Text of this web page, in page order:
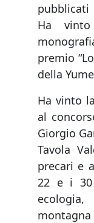
pubblicati
Ha
premio
della
Ha vinto
al
Giorgio
Tavola
precari e
22 e i